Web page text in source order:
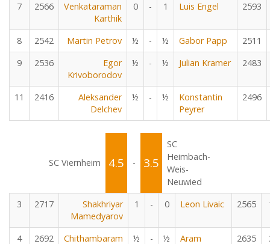
7 2566
Venkataraman
Karthik
0 - 1 Luis Engel 2593
8 2542 Martin Petrov ½ - ½ Gabor Papp
2511
9
2536
Egor
Krivoborodov
½ - ½ Julian Kramer 2483
11 2416
Aleksander
Delchev
½ - ½
Konstantin
Peyrer
2496
SC Viernheim 4.5 - 3.5
SC
Heimbach-
Weis-
Neuwied
3
2717
Shakhriyar
Mamedyarov
1 - 0 Leon Livaic 2565
4 2692
Chithambaram
½ - ½
Aram
2635